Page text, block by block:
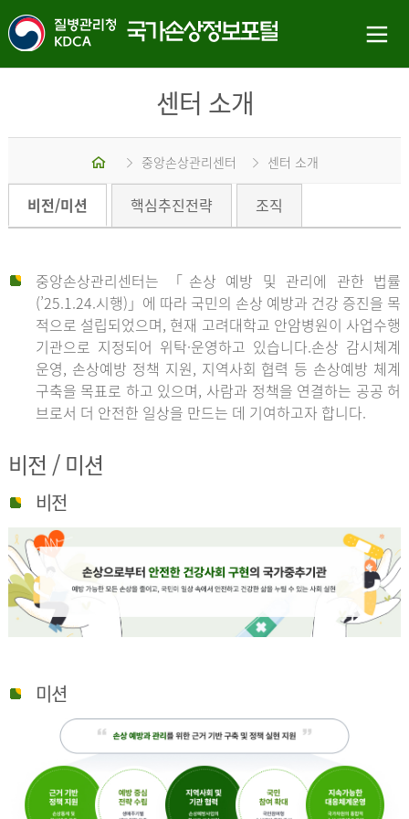
센터 소개
중앙손상관리센터 센터 소개
비전/미션 핵심추진전략 조직
중앙손상관리센터는 「손상 예방 및 관리에 관한 법률
(’25.1.24.시행)」에 따라 국민의 손상 예방과 건강 증진을 목
적으로 설립되었으며, 현재 고려대학교 안암병원이 사업수행
기관으로 지정되어 위탁·운영하고 있습니다.손상 감시체계
운영, 손상예방 정책 지원, 지역사회 협력 등 손상예방 체계
구축을 목표로 하고 있으며, 사람과 정책을 연결하는 공공 허
브로서 더 안전한 일상을 만드는 데 기여하고자 합니다.
비전 / 미션
비전
미션